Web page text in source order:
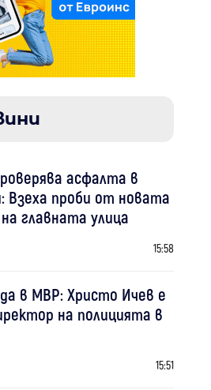
асфалта в
Взеха проби от новата
главната улица
15:58
в МВР: Христо Ичев е
на полицията в
15:51